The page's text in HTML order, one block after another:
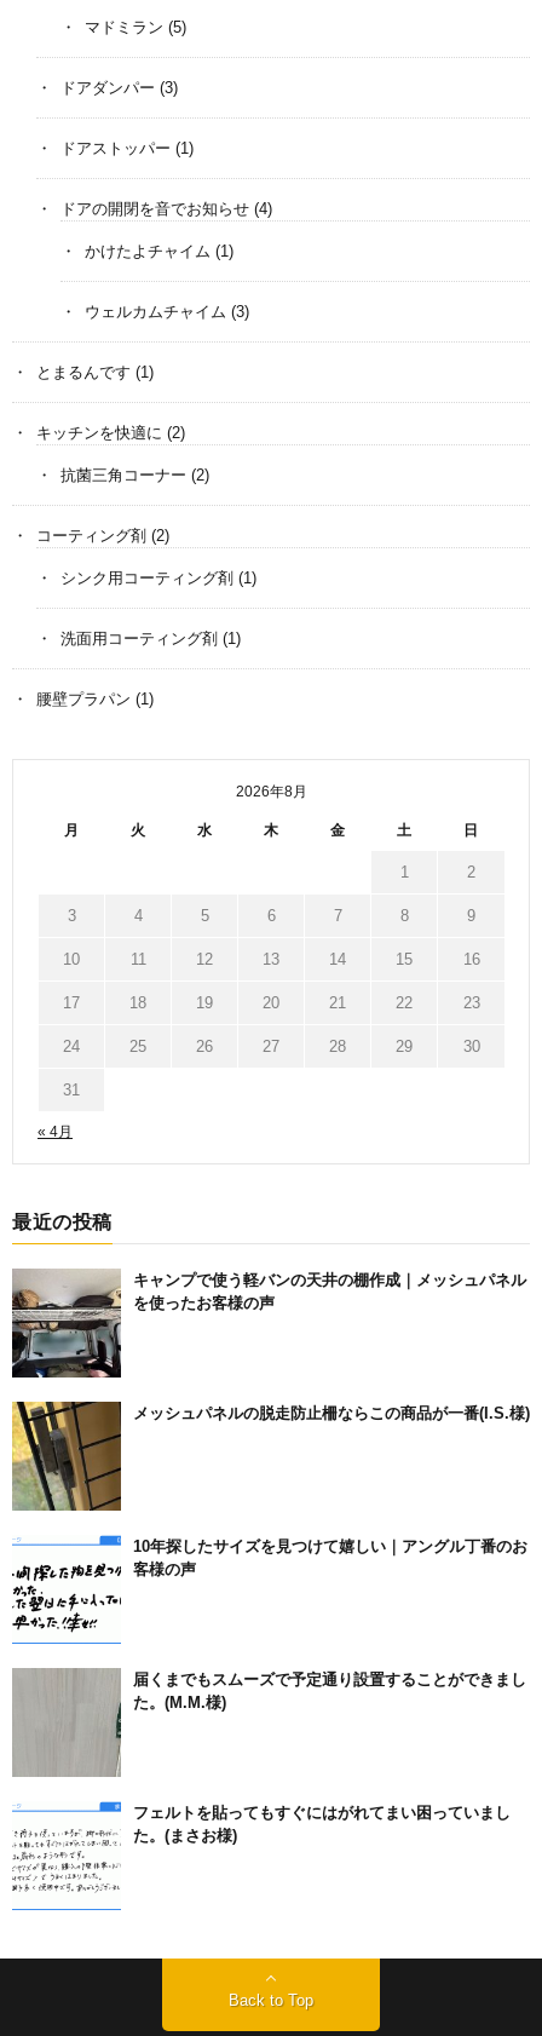
マドミラン (5)
ドアダンパー (3)
ドアストッパー (1)
ドアの開閉を音でお知らせ (4)
かけたよチャイム (1)
ウェルカムチャイム (3)
とまるんです (1)
キッチンを快適に (2)
抗菌三角コーナー (2)
コーティング剤 (2)
シンク用コーティング剤 (1)
洗面用コーティング剤 (1)
腰壁プラパン (1)
2026年8月
月 火 水 木 金 土 日
« 4月
1 2
3 4 5 6 7 8 9
10 11 12 13 14 15 16
17 18 19 20 21 22 23
24 25 26 27 28 29 30
31
最近の投稿
キャンプで使う軽バンの天井の棚作成｜メッシュパネル
を使ったお客様の声
メッシュパネルの脱走防止柵ならこの商品が一番(I.S.様)
10年探したサイズを見つけて嬉しい｜アングル丁番のお
客様の声
届くまでもスムーズで予定通り設置することができまし
た。(M.M.様)
フェルトを貼ってもすぐにはがれてまい困っていまし
た。(まさお様)
Back to Top